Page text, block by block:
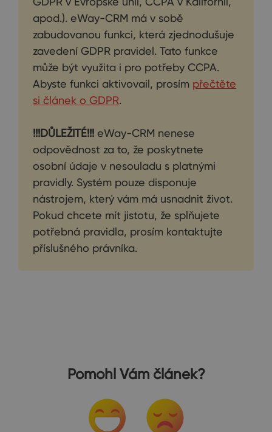
apod.). eWay-CRM má v sobě
zabudovanou funkci, která zjednodušuje
zavedení GDPR pravidel. Tato funkce
může být využita i pro potřeby CCPA.
Abyste funkci aktivovail, prosím přečtěte
si článek o GDPR.
!!!DŮLEŽITÉ!!! eWay-CRM nenese
odpovědnost za to, že poskytnete
osobní údaje v nesouladu s platnými
pravidly. Systém pouze disponuje
nástrojem, který vám má usnadnit život.
Pokud chcete mít jistotu, že splňujete
potřebná pravidla, prosím kontaktujte
příslušného právníka.
Pomohl Vám článek?